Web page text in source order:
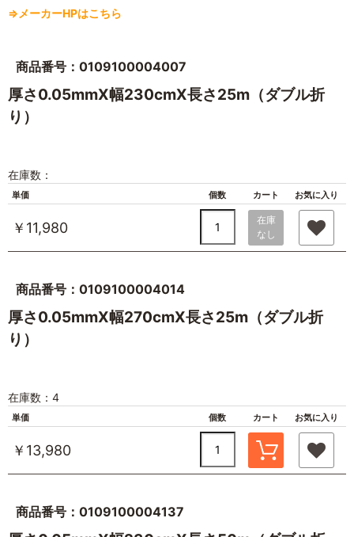
⇒メーカーHPはこちら
商品番号：0109100004007
厚さ0.05mmX幅230cmX長さ25m（ダブル折
り）
在庫数：
単価 個数 カート お気に入り
￥11,980
在庫
なし
商品番号：0109100004014
厚さ0.05mmX幅270cmX長さ25m（ダブル折
り）
在庫数：4
単価 個数 カート お気に入り
￥13,980
商品番号：0109100004137